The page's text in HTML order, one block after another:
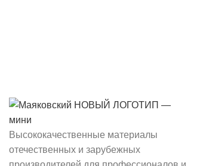
Высококачественные материалы
отечественных и зарубежных